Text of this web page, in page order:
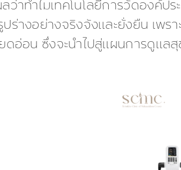
ลว่าทำไมเทคโนโลยีการวัดองค์
ปร่างอย่างจริงจังและยั่งยืน เพ
ยดอ่อน ซึ่งจะนำไปสู่แผนการดูแล